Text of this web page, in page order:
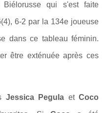
qui s'est faite
6-2 par la 134e joueuse
dans ce tableau féminin.
être exténuée après ces
Jessica Pegula et Coco